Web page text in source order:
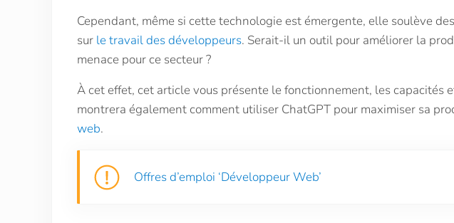
Cependant, même si cette technologie est émergente, elle soulève
sur le travail des développeurs. Serait-il un outil pour améliorer la
menace pour ce secteur ?
À cet effet, cet article vous présente le fonctionnement, les capacités
montrera également comment utiliser ChatGPT pour maximiser sa
web.
Offres d’emploi ‘Développeur Web’